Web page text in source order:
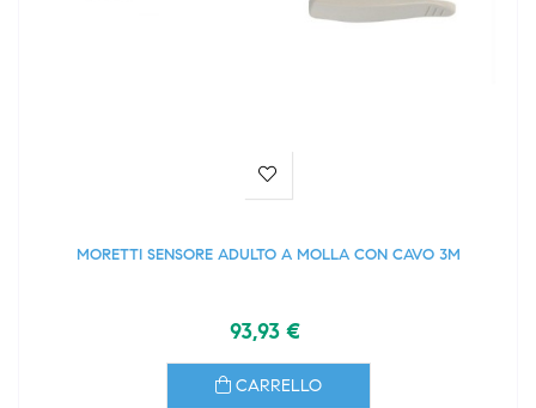
MORETTI SENSORE ADULTO A MOLLA CON CAVO 3M
93,93 €
CARRELLO